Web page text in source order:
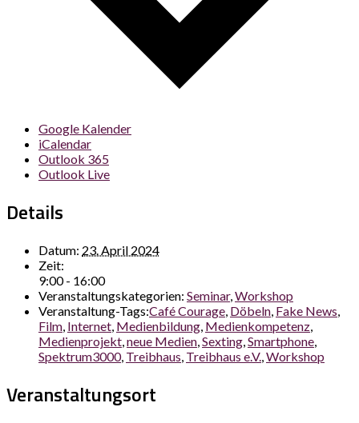
Google Kalender
iCalendar
Outlook 365
Outlook Live
Details
Datum: 23. April 2024
Zeit:
9:00 - 16:00
Veranstaltungskategorien: Seminar,Workshop
Veranstaltung-Tags:Café Courage, Döbeln, Fake News,
Film, Internet, Medienbildung, Medienkompetenz,
Medienprojekt,neue Medien,Sexting,Smartphone,
Spektrum3000, Treibhaus, Treibhaus e.V.,Workshop
Veranstaltungsort